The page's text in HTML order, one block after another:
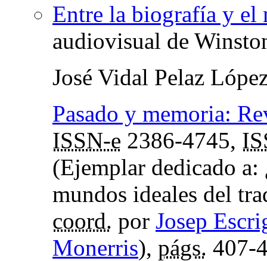
Entre la biografía y el
audiovisual de
José Vidal Pelaz
Pasado y memoria:
ISSN-e 2386-4745,
(Ejemplar dedicado a:
mundos ideales del
coord. por Josep
Monerris), págs. 407-